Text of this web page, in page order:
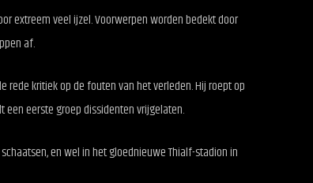
extreem veel ijzel. Voorwerpen worden bedekt door
af.
rede kritiek op de fouten van het verleden. Hij roept op
een eerste groep dissidenten vrijgelaten.
en wel in het gloednieuwe Thialf-stadion in